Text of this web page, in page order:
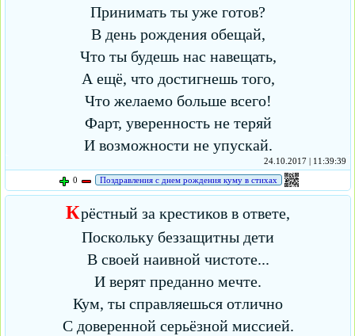
Принимать ты уже готов?
В день рождения обещай,
Что ты будешь нас навещать,
А ещё, что достигнешь того,
Что желаемо больше всего!
Фарт, уверенность не теряй
И возможности не упускай.
24.10.2017 | 11:39:39
0
Поздравления с днем рождения куму в стихах
Крёстный за крестиков в ответе,
Поскольку беззащитны дети
В своей наивной чистоте...
И верят преданно мечте.
Кум, ты справляешься отлично
С доверенной серьёзной миссией.